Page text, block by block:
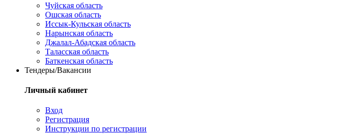
Чуйская область
Ошская область
Иссык-Кульская область
Нарынская область
Джалал-Абадская область
Таласская область
Баткенская область
Тендеры/Вакансии
Личный кабинет
Вход
Регистрация
Инструкции по регистрации